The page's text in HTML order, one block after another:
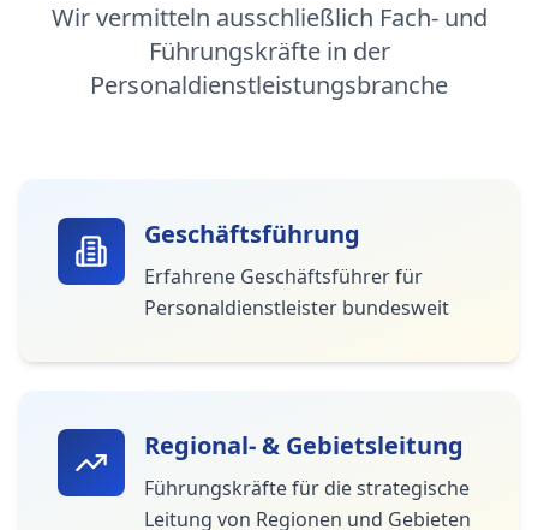
Wir vermitteln ausschließlich Fach- und
Führungskräfte in der
Personaldienstleistungsbranche
Geschäftsführung
Erfahrene Geschäftsführer für
Personaldienstleister bundesweit
Regional- & Gebietsleitung
Führungskräfte für die strategische
Leitung von Regionen und Gebieten